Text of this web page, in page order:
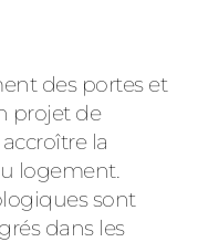
des portes et
projet de
la
logement.
sont
dans les